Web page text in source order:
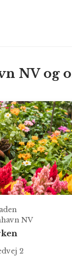
NV og
NV
2